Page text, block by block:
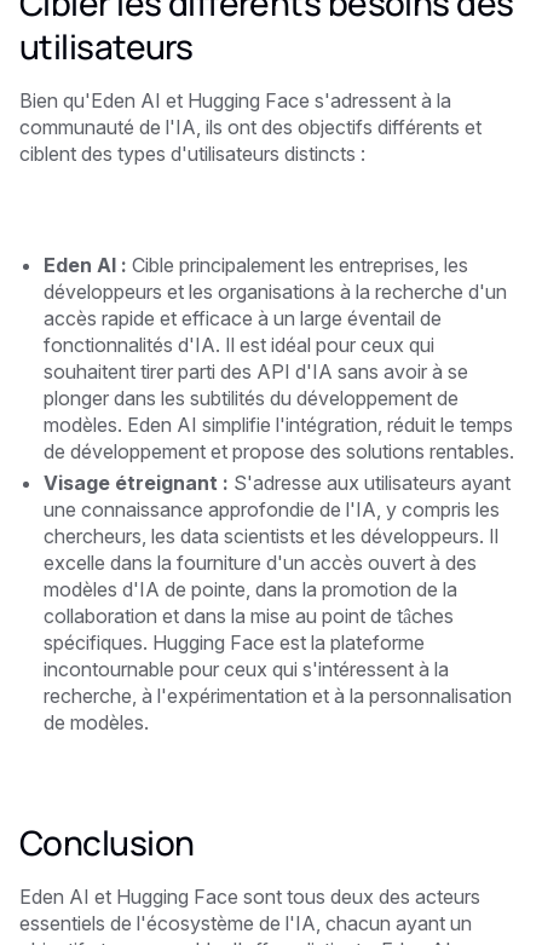
utilisateurs
Bien qu'Eden AI et Hugging Face s'adressent à la
communauté de l'IA, ils ont des objectifs différents et
ciblent des types d'utilisateurs distincts :
Eden AI : Cible principalement les entreprises, les
développeurs et les organisations à la recherche d'un
accès rapide et efficace à un large éventail de
fonctionnalités d'IA. Il est idéal pour ceux qui
souhaitent tirer parti des API d'IA sans avoir à se
plonger dans les subtilités du développement de
modèles. Eden AI simplifie l'intégration, réduit le temps
de développement et propose des solutions rentables.
Visage étreignant : S'adresse aux utilisateurs ayant
une connaissance approfondie de l'IA, y compris les
chercheurs, les data scientists et les développeurs. Il
excelle dans la fourniture d'un accès ouvert à des
modèles d'IA de pointe, dans la promotion de la
collaboration et dans la mise au point de tâches
spécifiques. Hugging Face est la plateforme
incontournable pour ceux qui s'intéressent à la
recherche, à l'expérimentation et à la personnalisation
de modèles.
Conclusion
Eden AI et Hugging Face sont tous deux des acteurs
essentiels de l'écosystème de l'IA, chacun ayant un